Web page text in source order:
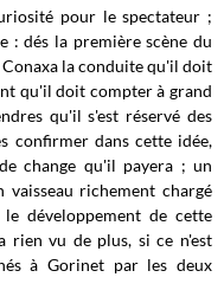
pour le spectateur ;
: dés la première scène du
la conduite qu'il doit
qu'il doit compter à grand
qu'il s'est réservé des
confirmer dans cette idée,
change qu'il payera ; un
richement chargé
développement de cette
rien vu de plus, si ce n'est
à Gorinet par les deux